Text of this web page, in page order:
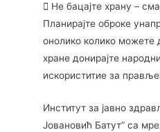
 Не бацајте храну –
Планирајте оброке
онолико колико можете
хране донирајте
искориститие за
Институт за јавно
Јовановић Батут” са